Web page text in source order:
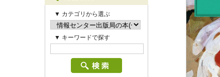
▼ カテゴリから選ぶ
▼ キーワードで探す